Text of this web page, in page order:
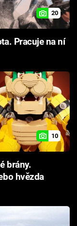
20
Pracuje na ní
10
brány.
hvězda